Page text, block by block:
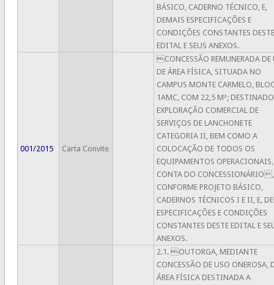
BÁSICO, CADERNO TÉCNICO, E,
DEMAIS ESPECIFICAÇÕES E
CONDIÇÕES CONSTANTES DESTE
EDITAL E SEUS ANEXOS.
001/2015 Carta Convite
CONCESSÃO REMUNERADA DE
DE ÁREA FÍSICA, SITUADA NO
CAMPUS MONTE CARMELO,
1AMC, COM 22,5 M²;
EXPLORAÇÃO COMERCIAL DE
SERVIÇOS DE LANCHONETE
CATEGORIA II, BEM COMO A
COLOCAÇÃO DE TODOS OS
EQUIPAMENTOS
CONTA DO CONCESSIONÁRIO,
CONFORME PROJETO BÁSICO,
CADERNOS TÉCNICOS I E II, E,
ESPECIFICAÇÕES E CONDIÇÕES
CONSTANTES DESTE EDITAL E
ANEXOS.
2.1. OUTORGA, MEDIANTE
CONCESSÃO DE USO ONEROSA,
ÁREA FÍSICA DESTINADA A